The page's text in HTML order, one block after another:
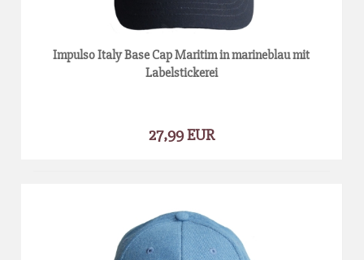
Impulso Italy Base Cap Maritim in marineblau mit
Labelstickerei
27,99 EUR